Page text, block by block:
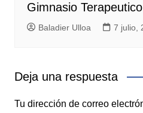
Gimnasio Terapeutico
Baladier Ulloa 7 julio,
Deja una respuesta
Tu dirección de correo